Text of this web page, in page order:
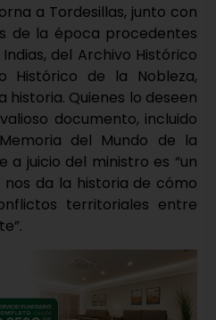
a Tordesillas, junto con
de la época procedentes
del Archivo Histórico
Histórico de la Nobleza,
Quienes lo deseen
documento, incluido
del Mundo de la
a juicio del ministro es “un
da la historia de cómo
territoriales entre